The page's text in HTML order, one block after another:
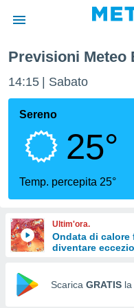
di
per
le
di
Web
Previsioni Meteo
14:15 Sabato
Sereno
25°
Temp. percepita 25°
Ultim'ora.
Ondata di
diventare
Scarica GRATIS